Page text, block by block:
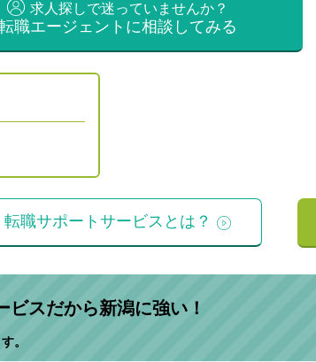
求人探しで迷っていませんか？
職エージェントに相談してみる
転職サポートサービスとは？
ビスだから新潟に強い！
。